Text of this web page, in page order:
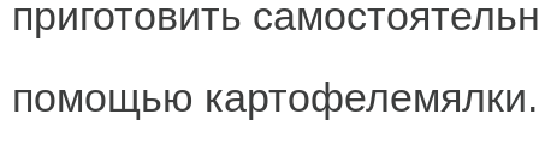
приготовить
помощью картофелемялки.